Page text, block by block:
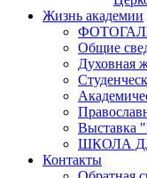
Жизнь академии
Общие
Духовная
Выставка
ШКОЛА
Контакты